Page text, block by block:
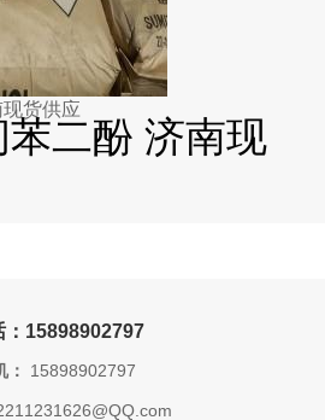
苯二酚 济南现货供应
苯二酚 济南现
：15898902797
： 15898902797